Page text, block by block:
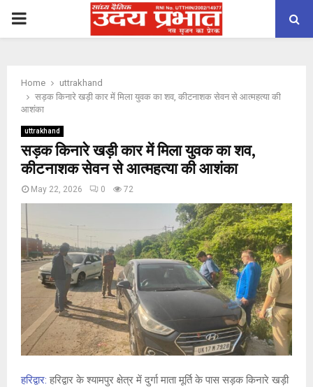
PRIMARY
Home
uttrakhand
सड़क किनारे खड़ी कार में मिला युवक का शव, कीटनाशक सेवन से आत्महत्या की
आशंका
uttrakhand
सड़क किनारे खड़ी कार में मिला युवक का शव,
कीटनाशक सेवन से आत्महत्या की आशंका
May 22, 2026 0 72
हरिद्वार: हरिद्वार के श्यामपुर क्षेत्र में दुर्गा माता मूर्ति के पास सड़क किनारे खड़ी